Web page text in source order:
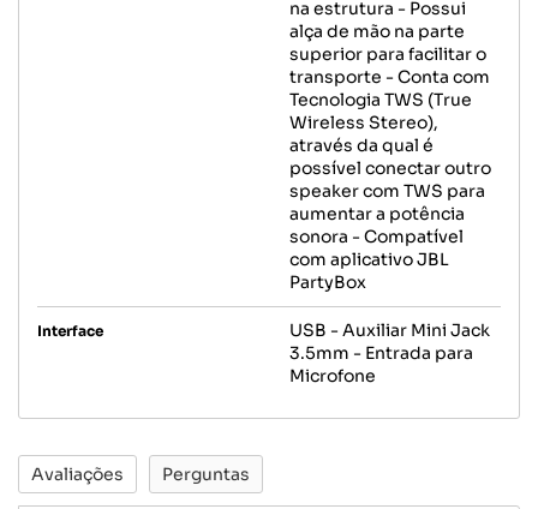
na estrutura - Possui
alça de mão na parte
superior para facilitar o
transporte - Conta com
Tecnologia TWS (True
Wireless Stereo),
através da qual é
possível conectar outro
speaker com TWS para
aumentar a potência
sonora - Compatível
com aplicativo JBL
PartyBox
Interface
USB - Auxiliar Mini Jack
3.5mm - Entrada para
Microfone
Avaliações Perguntas